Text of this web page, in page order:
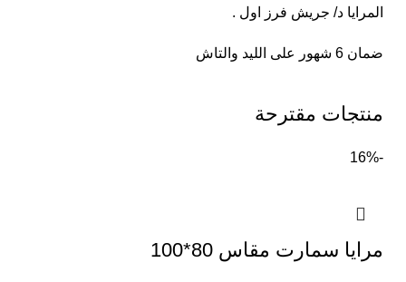
المرايا د/ جريش فرز اول .
ضمان 6 شهور على الليد والتاش
منتجات مقترحة
-16%
مرايا سمارت مقاس 80*100